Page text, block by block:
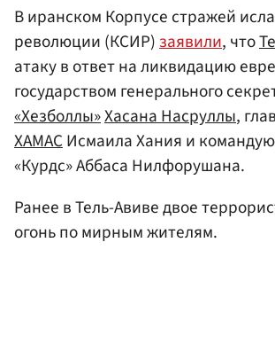
В иранском Корпусе стражей
революции (КСИР)заявили, что
атаку в ответ на ликвидацию
государством генерального
«Хезболлы»Хасана Насруллы,
ХАМАСИсмаила Хания и
«Курдс» Аббаса Нилфорушана.
Ранее в Тель-Авиве двое
огонь по мирным жителям.